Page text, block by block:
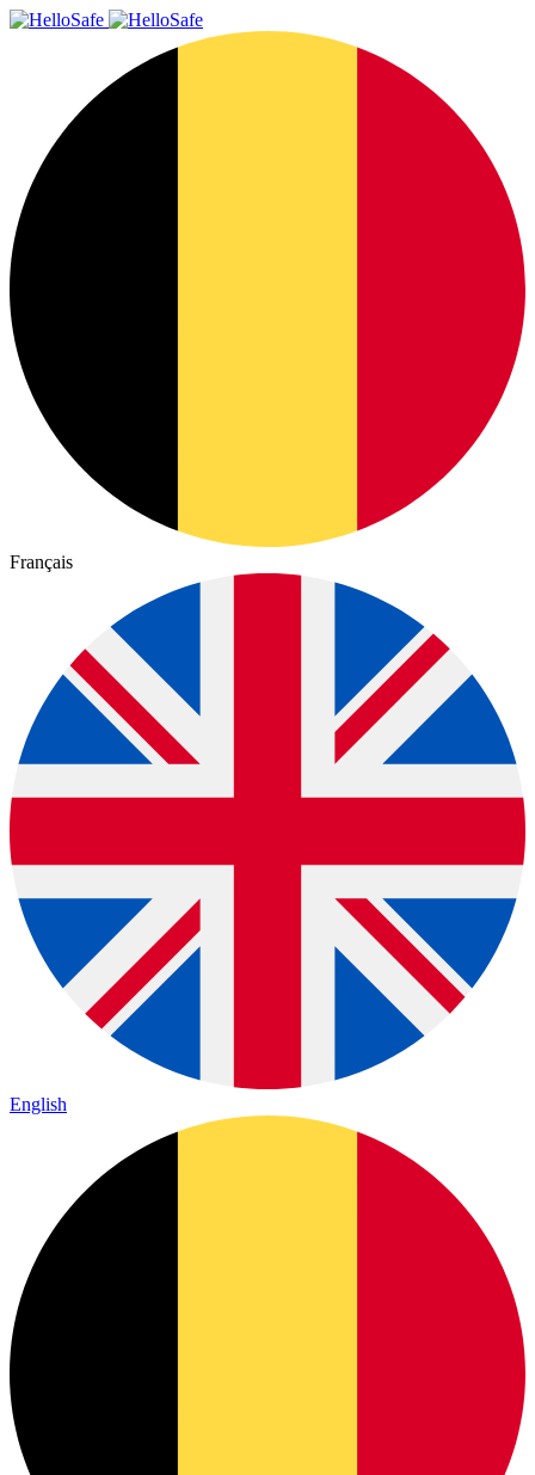
Français
English